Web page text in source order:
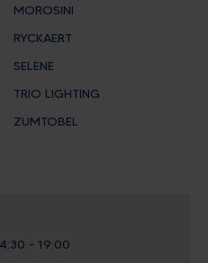
MOROSINI
RYCKAERT
SELENE
TRIO LIGHTING
ZUMTOBEL
- 19:00